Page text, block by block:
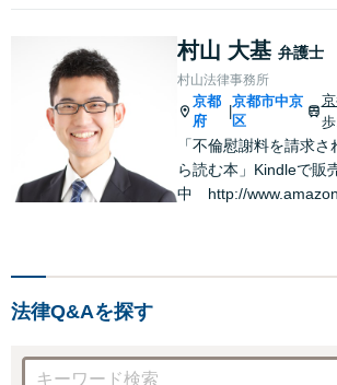
村山 大基 弁護士
村山法律事務所
京都
府
|
京都市中京
区
「不倫慰謝料を請求さ
ら読む本」Kindleで販
中 http://
法律Q&Aを探す